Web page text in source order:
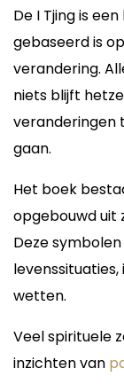
Gelecek
akışları
önemli
Bu bilgiler
Benim için
dikkatle
Een
haar
De I Tjing is
gebaseerd is
verandering.
niets blijft
veranderingen
gaan.
Het boek
opgebouwd uit
Deze
wetten.
Veel spirituele
inzichten van